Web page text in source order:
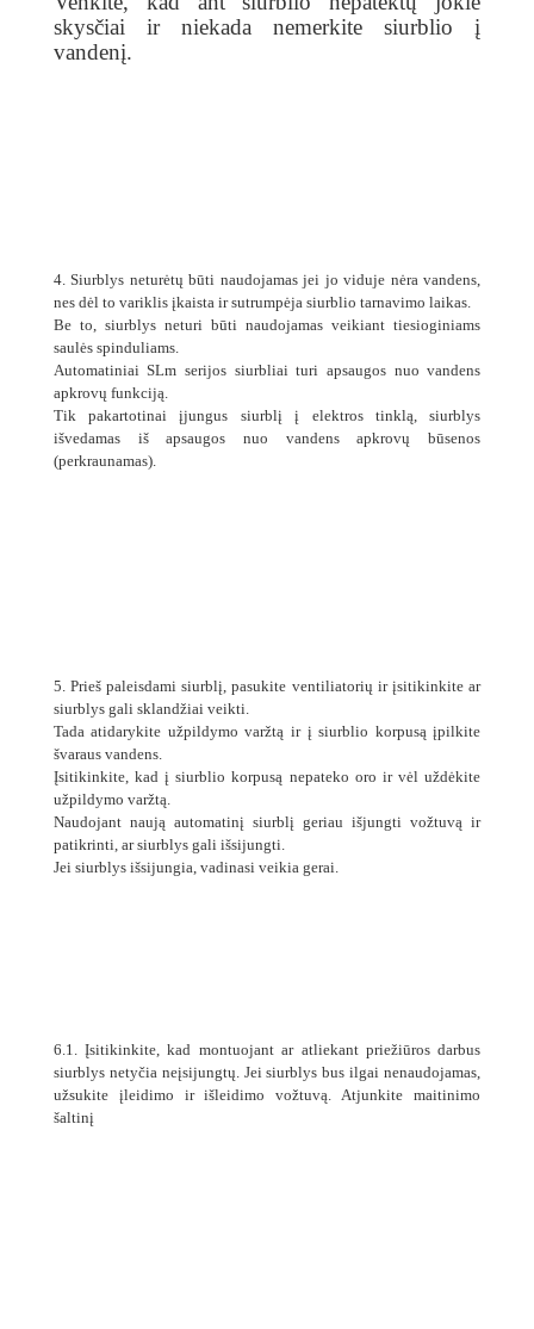
skysčiai ir niekada nemerkite siurblio į
vandenį.
4. Siurblys neturėtų būti naudojamas jei jo viduje nėra vandens,
nes dėl to variklis įkaista ir sutrumpėja siurblio tarnavimo laikas.
Be to, siurblys neturi būti naudojamas veikiant tiesioginiams
saulės spinduliams.
Automatiniai SLm serijos siurbliai turi apsaugos nuo vandens
apkrovų funkciją.
Tik pakartotinai įjungus siurblį į elektros tinklą, siurblys
išvedamas iš apsaugos nuo vandens apkrovų būsenos
(perkraunamas).
5. Prieš paleisdami siurblį, pasukite ventiliatorių ir įsitikinkite ar
siurblys gali sklandžiai veikti.
Tada atidarykite užpildymo varžtą ir į siurblio korpusą įpilkite
švaraus vandens.
Įsitikinkite, kad į siurblio korpusą nepateko oro ir vėl uždėkite
užpildymo varžtą.
Naudojant naują automatinį siurblį geriau išjungti vožtuvą ir
patikrinti, ar siurblys gali išsijungti.
Jei siurblys išsijungia, vadinasi veikia gerai.
6.1. Įsitikinkite, kad montuojant ar atliekant priežiūros darbus
siurblys netyčia neįsijungtų. Jei siurblys bus ilgai nenaudojamas,
užsukite įleidimo ir išleidimo vožtuvą. Atjunkite maitinimo
šaltinį